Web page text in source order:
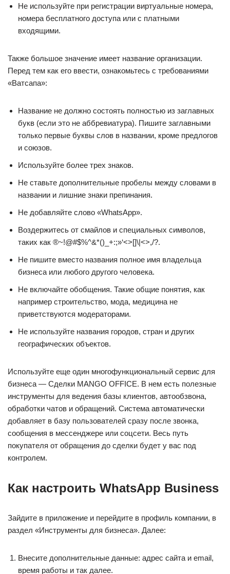
Не используйте при регистрации виртуальные номера,
номера бесплатного доступа или с платными
входящими.
Также большое значение имеет название организации.
Перед тем как его ввести, ознакомьтесь с требованиями
«Ватсапа»:
Название не должно состоять полностью из заглавных
букв (если это не аббревиатура). Пишите заглавными
только первые буквы слов в названии, кроме предлогов
и союзов.
Используйте более трех знаков.
Не ставьте дополнительные пробелы между словами в
названии и лишние знаки препинания.
Не добавляйте слово «WhatsApp».
Воздержитесь от смайлов и специальных символов,
таких как ®~!@#$%^&*()_+:;»‘<>[]\|<>,/?.
Не пишите вместо названия полное имя владельца
бизнеса или любого другого человека.
Не включайте обобщения. Такие общие понятия, как
например строительство, мода, медицина не
приветствуются модераторами.
Не используйте названия городов, стран и других
географических объектов.
Используйте еще один многофункциональный сервис для
бизнеса — Сделки MANGO OFFICE. В нем есть полезные
инструменты для ведения базы клиентов, автообзвона,
обработки чатов и обращений. Система автоматически
добавляет в базу пользователей сразу после звонка,
сообщения в мессенджере или соцсети. Весь путь
покупателя от обращения до сделки будет у вас под
контролем.
Как настроить WhatsApp Business
Зайдите в приложение и перейдите в профиль компании, в
раздел «Инструменты для бизнеса». Далее:
Внесите дополнительные данные: адрес сайта и email,
время работы и так далее.